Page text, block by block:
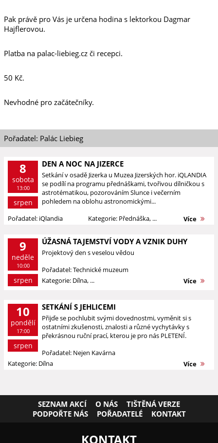
Pak právě pro Vás je určena hodina s lektorkou Dagmar
Hajflerovou.
Platba na palac-liebieg.cz či recepci.
50 Kč.
Nevhodné pro začátečníky.
Pořadatel: Palác Liebieg
8
sobota
13:00
srpen
DEN A NOC NA JIZERCE
Setkání v osadě Jizerka u Muzea Jizerských hor. iQLANDIA
se podílí na programu přednáškami, tvořivou dílničkou s
astrotématikou, pozorováním Slunce i večerním
pohledem na oblohu astronomickými...
Pořadatel: iQlandia
Kategorie: Přednáška, ... Více
9
neděle
10:00
srpen
ÚŽASNÁ TAJEMSTVÍ VODY A VZNIK DUHY
Projektový den s veselou vědou
Pořadatel: Technické muzeum
Kategorie: Dílna, ...
Více
10
pondělí
17:00
srpen
SETKÁNÍ S JEHLICEMI
Přijďe se pochlubit svými dovednostmi, vyměnit si s
ostatními zkušenosti, znalosti a různé vychytávky s
překrásnou ruční prací, kterou je pro nás PLETENÍ.
Pořadatel: Nejen Kavárna
Kategorie: Dílna
Více
SEZNAM AKCÍ O NÁS
TIŠTĚNÁ VERZE
PODPOŘTE NÁS
POŘADATELÉ KONTAKT
KONTAKT